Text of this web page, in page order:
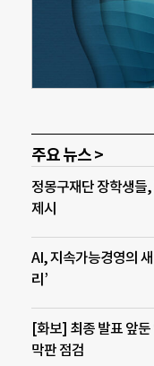
주요 뉴스 >
정몽구재단 장학생들,
제시
AI, 지속가능경영의
리’
[화보] 최종 발표 앞
막판 점검